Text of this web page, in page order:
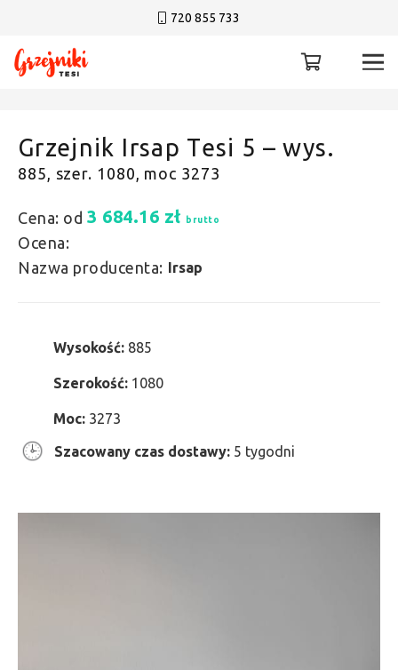
720 855 733
Grzejnik Irsap Tesi 5 – wys.
885, szer. 1080, moc 3273
Cena: od 3 684.16 zł brutto
Ocena:
Nazwa producenta: Irsap
Wysokość: 885
Szerokość: 1080
Moc: 3273
Szacowany czas dostawy: 5 tygodni